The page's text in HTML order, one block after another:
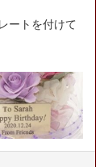
ートを付けて